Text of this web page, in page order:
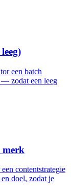
een batch
— zodat een leeg
merk
contentstrategie
doel, zodat je